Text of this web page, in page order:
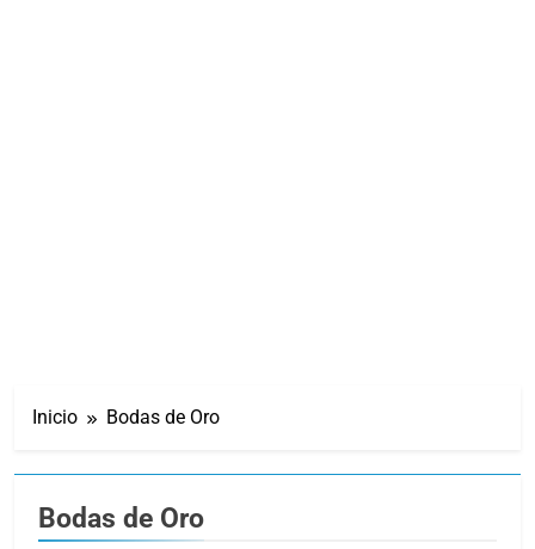
Inicio Bodas de Oro
Bodas de Oro